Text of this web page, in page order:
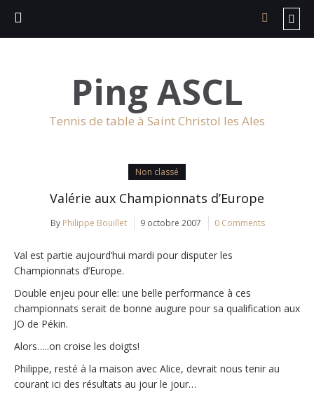
Ping ASCL
Tennis de table à Saint Christol les Ales
Non classé
Valérie aux Championnats d’Europe
By Philippe Bouillet 9 octobre 2007 0 Comments
Val est partie aujourd’hui mardi pour disputer les
Championnats d’Europe.
Double enjeu pour elle: une belle performance à ces
championnats serait de bonne augure pour sa qualification aux
JO de Pékin.
Alors…..on croise les doigts!
Philippe, resté à la maison avec Alice, devrait nous tenir au
courant ici des résultats au jour le jour…